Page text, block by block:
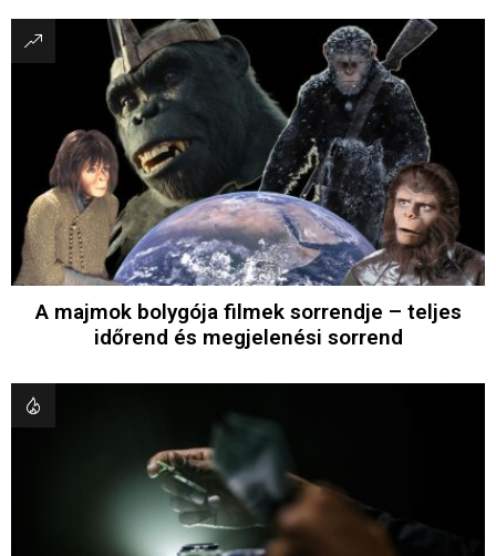
A majmok bolygója filmek sorrendje – teljes
időrend és megjelenési sorrend